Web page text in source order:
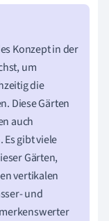
Konzept in der
um
die
Diese Gärten
auch
gibt viele
Gärten,
vertikalen
und